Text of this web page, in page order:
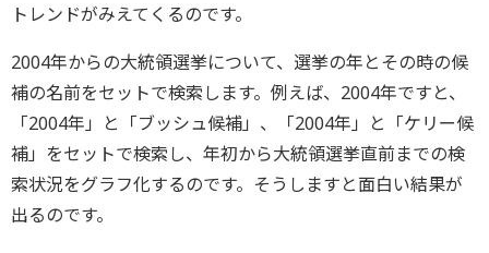
トレンドがみえてくるのです。
2004年からの大統領選挙について、選挙の年とその時の候
補の名前をセットで検索します。例えば、2004年ですと、
「2004年」と「ブッシュ候補」、「2004年」と「ケリー候
補」をセットで検索し、年初から大統領選挙直前までの検
索状況をグラフ化するのです。そうしますと面白い結果が
出るのです。